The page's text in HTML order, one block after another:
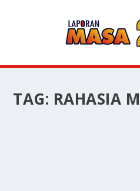
TAG: RAHASIA